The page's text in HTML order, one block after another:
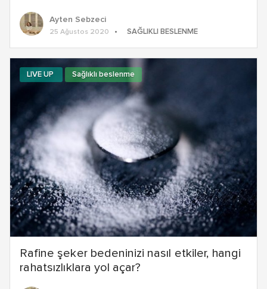
Ayten Sebzeci
25 Ağustos 2020 SAĞLIKLI BESLENME
Rafine şeker bedeninizi nasıl etkiler, hangi
rahatsızlıklara yol açar?
LIVE UP Sağlıklı beslenme